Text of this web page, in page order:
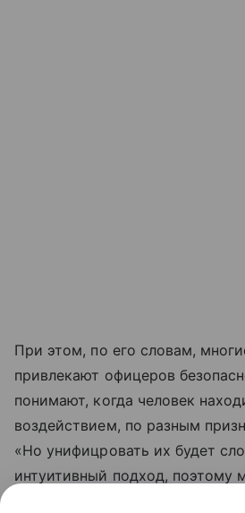
При этом, по его словам,
привлекают офицеров
понимают, когда человек
воздействием, по разным
«Но унифицровать их будет
интуитивный подход, поэтому